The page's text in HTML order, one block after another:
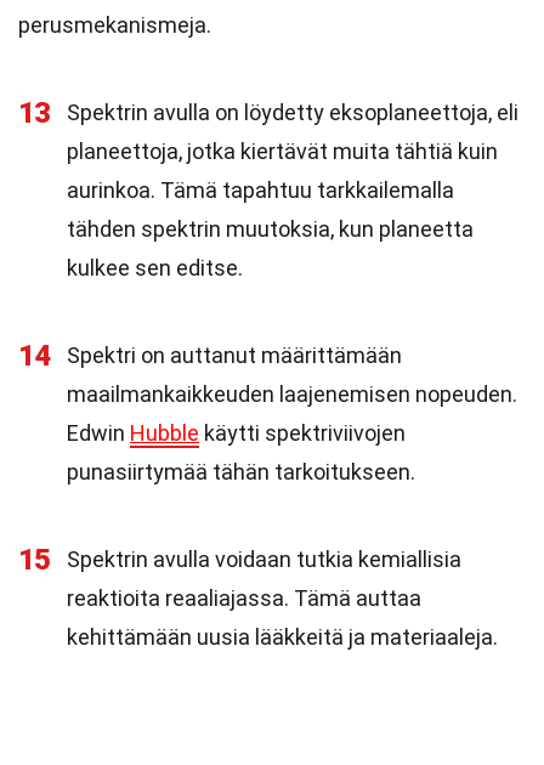
perusmekanismeja.
13
Spektrin avulla on löydetty eksoplaneettoja, eli
planeettoja, jotka kiertävät muita tähtiä kuin
aurinkoa. Tämä tapahtuu tarkkailemalla
tähden spektrin muutoksia, kun planeetta
kulkee sen editse.
14
Spektri on auttanut määrittämään
maailmankaikkeuden laajenemisen nopeuden.
Edwin Hubble käytti spektriviivojen
punasiirtymää tähän tarkoitukseen.
15
Spektrin avulla voidaan tutkia kemiallisia
reaktioita reaaliajassa. Tämä auttaa
kehittämään uusia lääkkeitä ja materiaaleja.